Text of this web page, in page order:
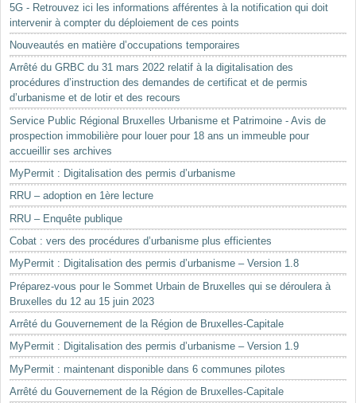
5G - Retrouvez ici les informations afférentes à la notification qui doit
intervenir à compter du déploiement de ces points
Nouveautés en matière d’occupations temporaires
Arrêté du GRBC du 31 mars 2022 relatif à la digitalisation des
procédures d’instruction des demandes de certificat et de permis
d’urbanisme et de lotir et des recours
Service Public Régional Bruxelles Urbanisme et Patrimoine - Avis de
prospection immobilière pour louer pour 18 ans un immeuble pour
accueillir ses archives
MyPermit : Digitalisation des permis d’urbanisme
RRU – adoption en 1ère lecture
RRU – Enquête publique
Cobat : vers des procédures d’urbanisme plus efficientes
MyPermit : Digitalisation des permis d’urbanisme – Version 1.8
Préparez-vous pour le Sommet Urbain de Bruxelles qui se déroulera à
Bruxelles du 12 au 15 juin 2023
Arrêté du Gouvernement de la Région de Bruxelles-Capitale
MyPermit : Digitalisation des permis d’urbanisme – Version 1.9
MyPermit : maintenant disponible dans 6 communes pilotes
Arrêté du Gouvernement de la Région de Bruxelles-Capitale